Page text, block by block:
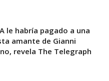
le habría pagado a una
amante de Gianni
revela The Telegraph